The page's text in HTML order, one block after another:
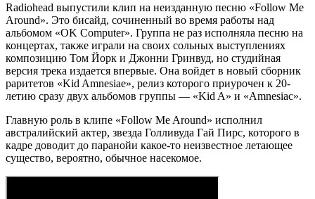
Radiohead выпустили клип на неизданную песню «Follow Me
Around». Это бисайд, сочиненный во время работы над
альбомом «OK Computer». Группа не раз исполняла песню на
концертах, также играли на своих сольных выступлениях
композицию Том Йорк и Джонни Гринвуд, но студийная
версия трека издается впервые. Она войдет в новый сборник
раритетов «Kid Amnesiae», релиз которого приурочен к 20-
летию сразу двух альбомов группы — «Kid A» и «Amnesiac».
Главную роль в клипе «Follow Me Around» исполнил
австралийский актер, звезда Голливуда Гай Пирс, которого в
кадре доводит до паранойи какое-то неизвестное летающее
существо, вероятно, обычное насекомое.